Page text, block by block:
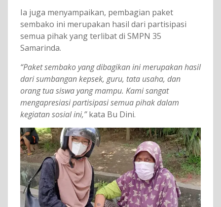
Ia juga menyampaikan, pembagian paket
sembako ini merupakan hasil dari partisipasi
semua pihak yang terlibat di SMPN 35
Samarinda.
“Paket sembako yang dibagikan ini merupakan hasil
dari sumbangan kepsek, guru, tata usaha, dan
orang tua siswa yang mampu. Kami sangat
mengapresiasi partisipasi semua pihak dalam
kegiatan sosial ini,”kata Bu Dini.